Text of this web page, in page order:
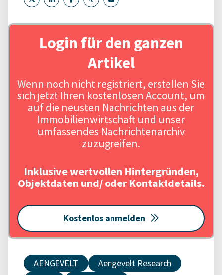
Login für den ganzen
Artikel
Wenn noch nicht registriert, erstellen Sie
sich jetzt Ihren kostenlosen Account, um
auf die neusten Nachrichten aus der
Immobilienwirtschaft und unser
umfassendes Nachrichtenarchiv
zuzugreifen.
Inklusive wertvollen Hintergründen,
Objektdaten und/ oder Kontaktdetails.
Kostenlos anmelden
AENGEVELT
Aengevelt Research